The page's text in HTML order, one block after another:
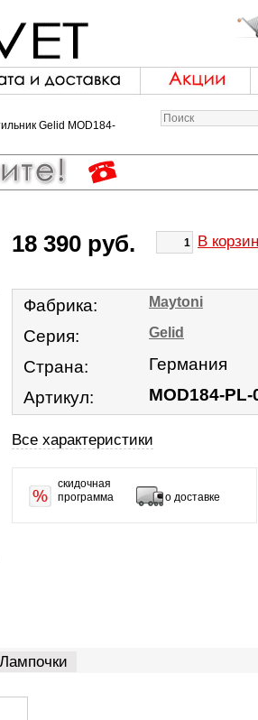
Gelid MOD184-
18 390 руб. В
Фабрика: Maytoni
Серия: Gelid
Страна:
Германия
Артикул:
MOD184-PL-
Все характеристики
скидочная
программа
о доставке
Лампочки